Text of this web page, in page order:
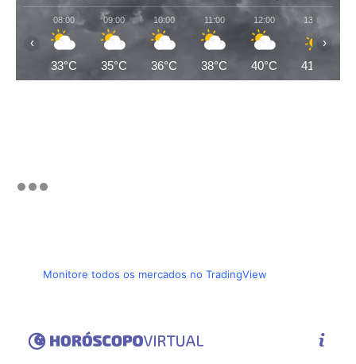
08:00
33°C
09:00
35°C
10:00
36°C
11:00
38°C
12:00
40°C
13:00
41°C
‹ ›
Monitore todos os mercados no TradingView